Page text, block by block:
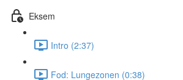
Eksem
Intro (2:37)
Fod: Lungezonen (0:38)